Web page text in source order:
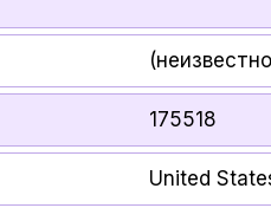
175518
United